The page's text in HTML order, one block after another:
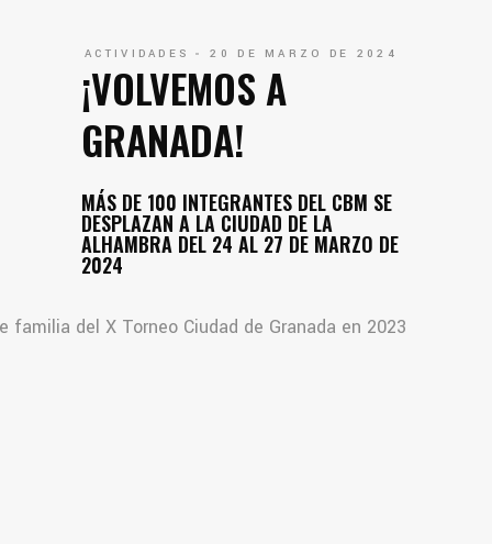
ACTIVIDADES 20 DE MARZO DE 2024
¡VOLVEMOS A
GRANADA!
MÁS DE 100 INTEGRANTES DEL CBM SE
DESPLAZAN A LA CIUDAD DE LA
ALHAMBRA DEL 24 AL 27 DE MARZO DE
2024